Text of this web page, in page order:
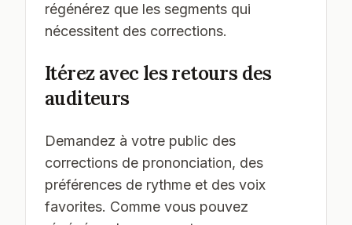
régénérez que les segments qui
nécessitent des corrections.
Itérez avec les retours des
auditeurs
Demandez à votre public des
corrections de prononciation, des
préférences de rythme et des voix
favorites. Comme vous pouvez